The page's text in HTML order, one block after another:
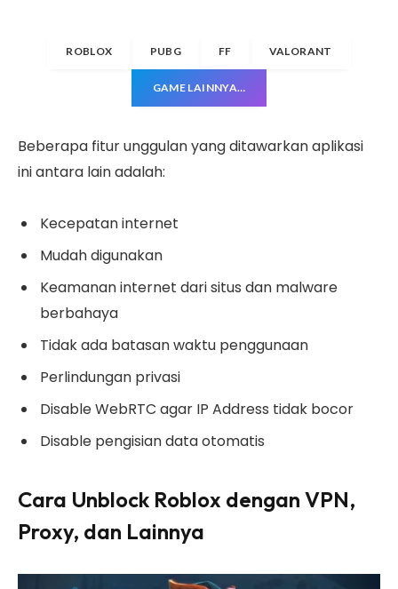
ROBLOX PUBG FF VALORANT
GAME LAINNYA…
Beberapa fitur unggulan yang ditawarkan aplikasi
ini antara lain adalah:
Kecepatan internet
Mudah digunakan
Keamanan internet dari situs dan malware
berbahaya
Tidak ada batasan waktu penggunaan
Perlindungan privasi
Disable WebRTC agar IP Address tidak bocor
Disable pengisian data otomatis
Cara Unblock Roblox dengan VPN,
Proxy, dan Lainnya